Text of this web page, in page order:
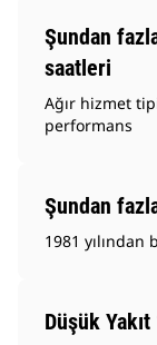
Şundan
saatleri
Ağır hizmet
performans
Şundan
1981
Düşük